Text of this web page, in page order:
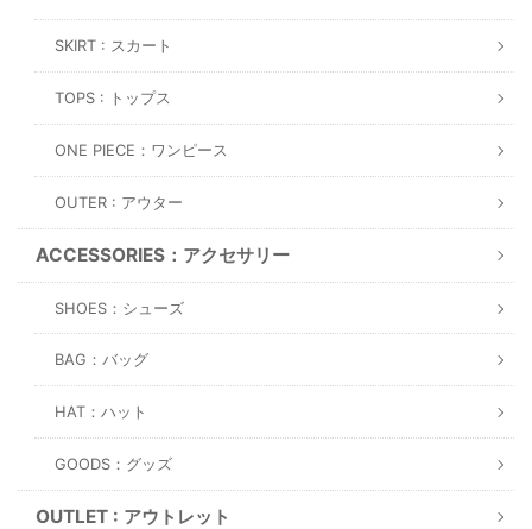
SKIRT : スカート
TOPS : トップス
ONE PIECE：ワンピース
OUTER : アウター
ACCESSORIES：アクセサリー
SHOES：シューズ
BAG：バッグ
HAT：ハット
GOODS：グッズ
OUTLET : アウトレット